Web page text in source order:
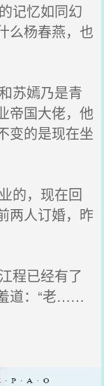
记忆如同幻
么杨春燕，也
苏嫣乃是青
帝国大佬，他
变的是现在坐
的，现在回
两人订婚，昨
程已经有了
道：“老……